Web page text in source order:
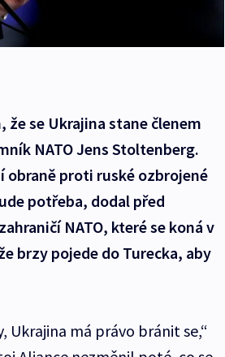
že se Ukrajina stane členem
NATO Jens Stoltenberg.
obraně proti ruské ozbrojené
potřeba, dodal před
NATO, které se koná v
brzy pojede do Turecka, aby
Ukrajina má právo bránit se,“